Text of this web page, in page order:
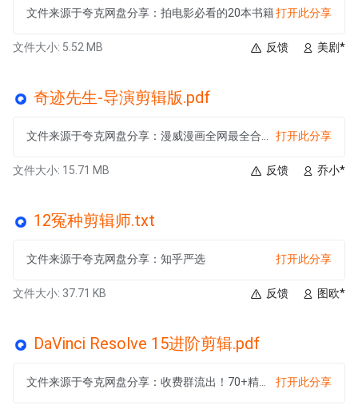
文件来源于夸克网盘分享：拍电影必看的20本书籍打开此分享
文件大小: 5.52 MB 美剧*
反馈
奇迹先生-导演剪辑版.pdf
打开此分享
文件大小: 15.71 MB 乔小*
反馈
12冤种剪辑师.txt
文件来源于夸克网盘分享：知乎严选 打开此分享
文件大小: 37.71 KB 图欧*
反馈
DaVinci Resolve 15进阶剪辑.pdf
打开此分享